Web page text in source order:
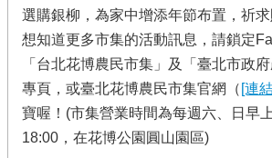
站
資
料
放
宣
告
選購銀柳，為家中增添年節布置，祈求
想知道更多市集的活動訊息，請鎖定
「台北花博農民市集」及「臺北市政
專頁，或臺北花博農民市集官網（ [連
寶喔！(市集營業時間為每週六、日早
18:00，在花博公園圓山園區)